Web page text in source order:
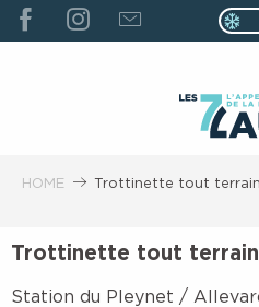
ALLER
AU
Page
HOME Trottinette tout terrain
Trottinette tout terrain
Station du Pleynet /